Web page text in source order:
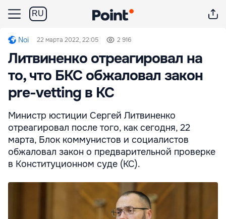
RU
Noi 22 марта 2022, 22:05 2 916
Литвиненко отреагировал на
то, что БКС обжаловал закон
pre-vetting в КС
Министр юстиции Сергей Литвиненко
отреагировал после того, как сегодня, 22
марта, Блок коммунистов и социалистов
обжаловал закон о предварительной проверке
в Конституционном суде (КС).